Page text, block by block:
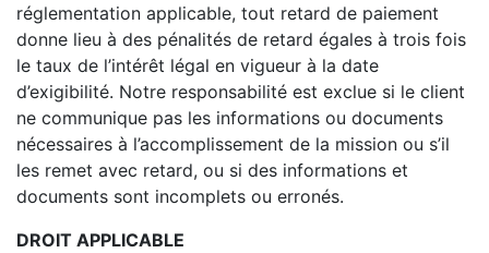
réglementation applicable, tout retard de paiement
donne lieu à des pénalités de retard égales à trois fois
le taux de l’intérêt légal en vigueur à la date
d’exigibilité. Notre responsabilité est exclue si le client
ne communique pas les informations ou documents
nécessaires à l’accomplissement de la mission ou s’il
les remet avec retard, ou si des informations et
documents sont incomplets ou erronés.
DROIT APPLICABLE